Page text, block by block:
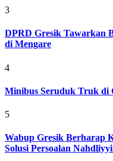
3
DPRD Gresik Tawarkan
di Mengare
4
Minibus Seruduk Truk di
5
Wabup Gresik Berharap
Solusi Persoalan